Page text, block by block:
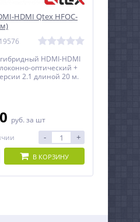
HDMI Qtex HFOC-
HDMI-HDMI
оптический +
2.1 длиной 20 м.
руб. за шт
- +
В КОРЗИНУ